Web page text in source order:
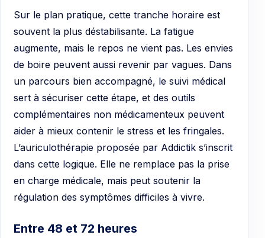
Sur le plan pratique, cette tranche horaire est
souvent la plus déstabilisante. La fatigue
augmente, mais le repos ne vient pas. Les envies
de boire peuvent aussi revenir par vagues. Dans
un parcours bien accompagné, le suivi médical
sert à sécuriser cette étape, et des outils
complémentaires non médicamenteux peuvent
aider à mieux contenir le stress et les fringales.
L’auriculothérapie proposée par Addictik s’inscrit
dans cette logique. Elle ne remplace pas la prise
en charge médicale, mais peut soutenir la
régulation des symptômes difficiles à vivre.
Entre 48 et 72 heures